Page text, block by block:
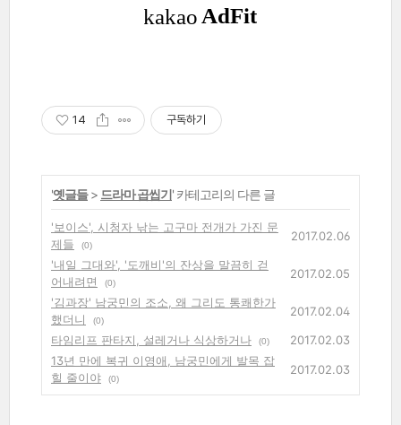
14 구독하기
'옛글들> 드라마 곱씹기' 카테고리의 다른 글
'보이스', 시청자 낚는 고구마 전개가 가진 문
제들
(0)
2017.02.06
'내일 그대와', '도깨비'의 잔상을 말끔히 걷
어내려면
(0)
2017.02.05
'김과장' 남궁민의 조소, 왜 그리도 통쾌한가
했더니
(0)
2017.02.04
타임리프 판타지, 설레거나 식상하거나
(0)
2017.02.03
13년 만에 복귀 이영애, 남궁민에게 발목 잡
힐 줄이야
(0)
2017.02.03